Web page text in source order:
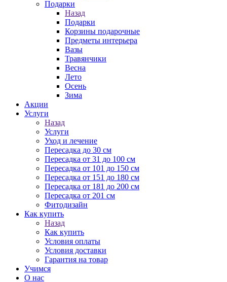
Подарки
Назад
Подарки
Корзины подарочные
Предметы интерьера
Вазы
Травянчики
Весна
Лето
Осень
Зима
Акции
Услуги
Назад
Услуги
Уход и лечение
Пересадка до 30 см
Пересадка от 31 до 100 см
Пересадка от 101 до 150 см
Пересадка от 151 до 180 см
Пересадка от 181 до 200 см
Пересадка от 201 см
Фитодизайн
Как купить
Назад
Как купить
Условия оплаты
Условия доставки
Гарантия на товар
Учимся
О нас